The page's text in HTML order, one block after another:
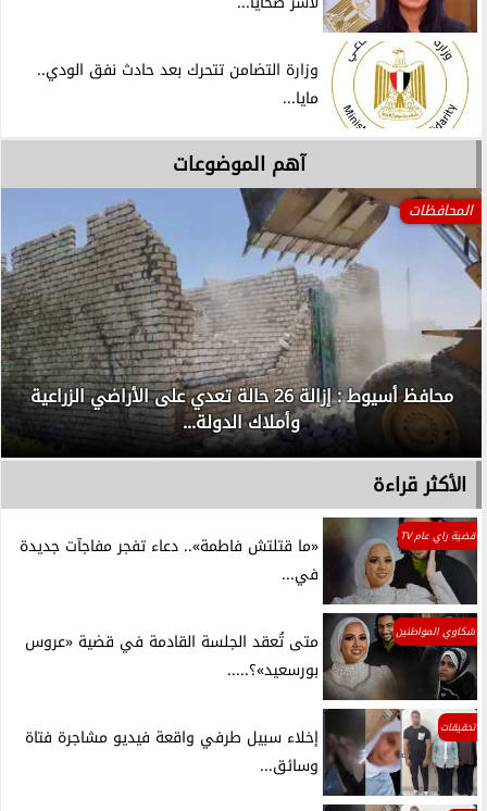
وزارة التضامن تتحرك بعد حادث نفق الودي..
مايا...
آهم الموضوعات
المحافظات
محافظ أسيوط : إزالة 26 حالة تعدي على الأراضي الزراعية
وأملاك الدولة...
الأكثر قراءة
قضية راي عام TV
«ما قتلتش فاطمة».. دعاء تفجر مفاجآت جديدة
في...
شكاوي المواطنين
متى تُعقد الجلسة القادمة في قضية «عروس
بورسعيد»؟.....
تحقيقات
إخلاء سبيل طرفي واقعة فيديو مشاجرة فتاة
وسائق...